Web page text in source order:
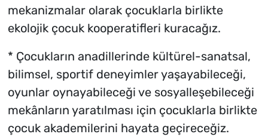
mekanizmalar olarak çocuklarla birlikte
ekolojik çocuk kooperatifleri kuracağız.
* Çocukların anadillerinde kültürel-sanatsal,
bilimsel, sportif deneyimler yaşayabileceği,
oyunlar oynayabileceği ve sosyalleşebileceği
mekânların yaratılması için çocuklarla birlikte
çocuk akademilerini hayata geçireceğiz.